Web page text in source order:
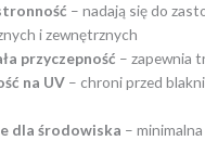
– nadają się do
i zewnętrznych
przyczepność – zapewnia
na UV – chroni przed
dla środowiska –